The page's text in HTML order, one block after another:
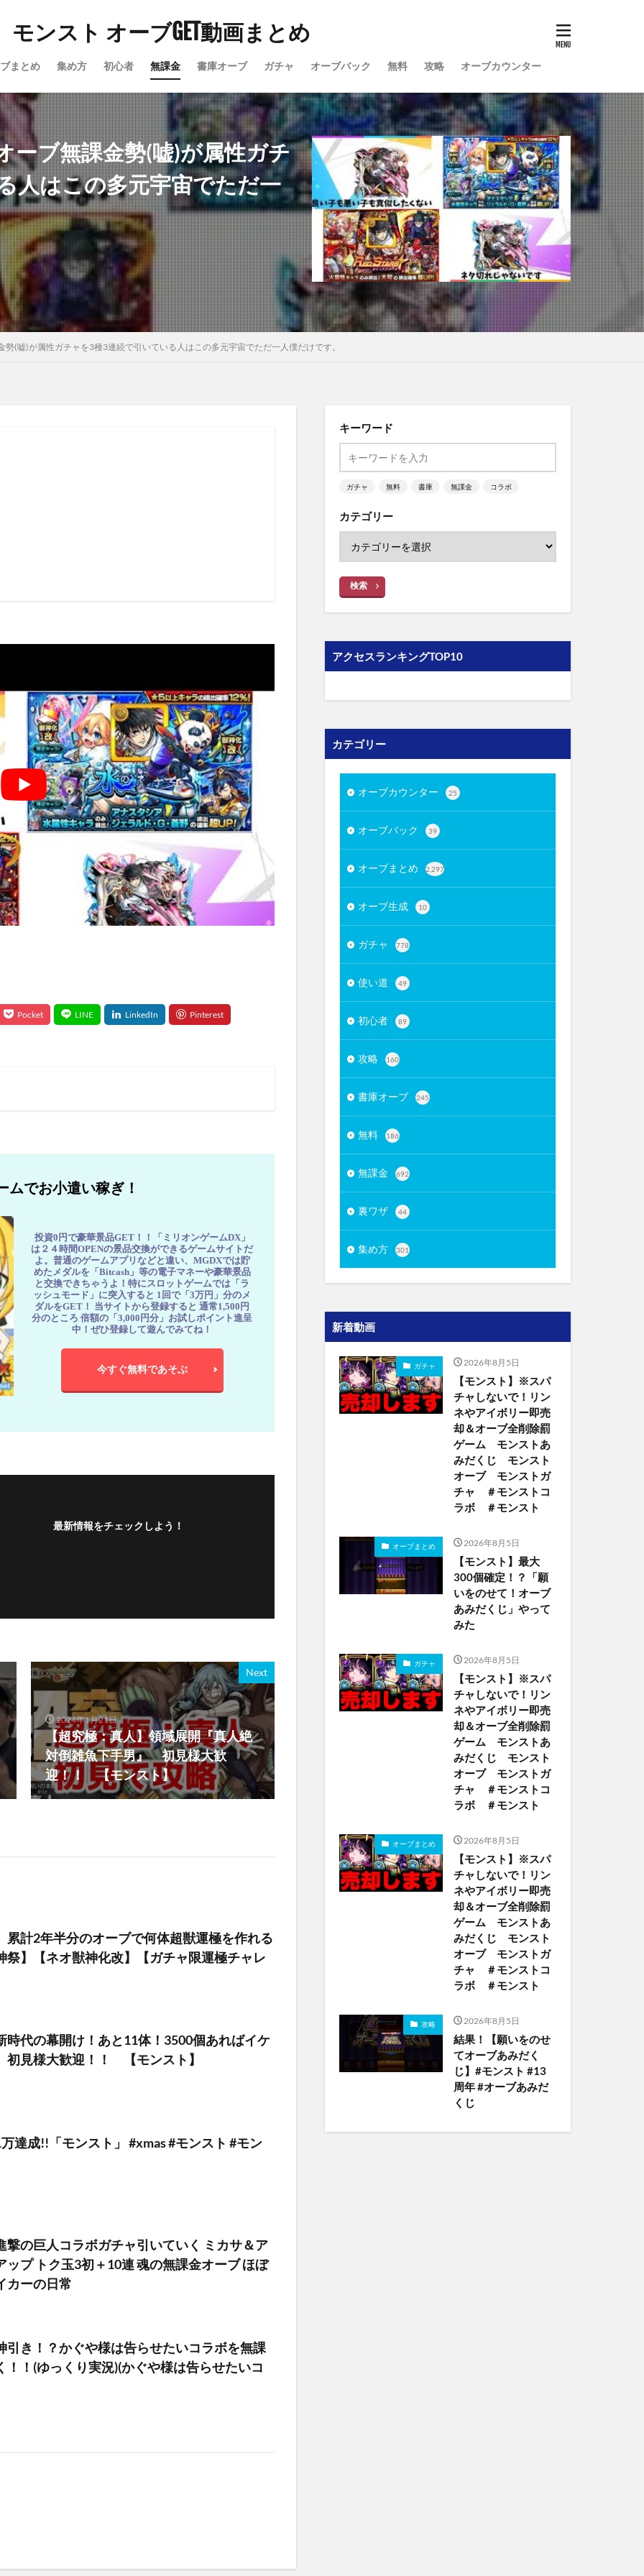
モンスト オーブGET動画まとめ
まとめ 集め方 初心者 無課金 書庫オーブ ガチャ オーブバック 無料 攻略 オーブカウンター
ーブ無課金勢(嘘)が属性ガチ
人はこの多元宇宙でただ一
(嘘)が属性ガチャを3種3連続で引いている人はこの多元宇宙でただ一人僕だけです。
ムでお小遣い稼ぎ！
投資0円で豪華景品GET！！「ミリオンゲームDX」
は２４時間OPENの景品交換ができるゲームサイトだ
よ。普通のゲームアプリなどと違い、MGDXでは貯
めたメダルを「Bitcash」等の電子マネーや豪華景品
と交換できちゃうよ！特にスロットゲームでは「ラ
ッシュモード」に突入すると 1回で「3万円」分のメ
ダルをGET！ 当サイトから登録すると 通常1,500円
分のところ 倍額の「3,000円分」お試しポイント進呈
中！ぜひ登録して遊んでみてね！
今すぐ無料であそぶ
最新情報をチェックしよう！
Next
2024年1月21日
【超究極：真人】領域展開『真人絶
対倒雑魚下手男』 初見様大歓
迎！！ 【モンスト】
累計2年半分のオーブで何体超獣運極を作れる
祭】【ネオ獣神化改】【ガチャ限運極チャレ
時代の幕開け！あと11体！3500個あればイケ
見様大歓迎！！ 【モンスト】
達成!!「モンスト」 #xmas #モンスト #モン
撃の巨人コラボガチャ引いていく ミカサ＆ア
ップ トク玉3初＋10連 魂の無課金オーブ ほぼ
カーの日常
引き！？かぐや様は告らせたいコラボを無課
！！(ゆっくり実況)(かぐや様は告らせたいコ
キーワード
ガチャ 無料 書庫 無課金 コラボ
カテゴリー
検索
アクセスランキングTOP10
カテゴリー
オーブカウンター 25
オーブバック 39
オーブまとめ 2,297
オーブ生成 10
ガチャ 778
使い道 49
初心者 89
攻略 160
書庫オーブ 245
無料 186
無課金 692
裏ワザ 44
集め方 301
新着動画
ガチャ 2026年8月5日
【モンスト】※スパ
チャしないで！リン
ネやアイボリー即売
却＆オーブ全削除罰
ゲーム モンストあ
みだくじ モンスト
オーブ モンストガ
チャ ＃モンストコ
ラボ ＃モンスト
オーブまとめ 2026年8月5日
【モンスト】最大
300個確定！？「願
いをのせて！オーブ
あみだくじ」やって
みた
ガチャ 2026年8月5日
【モンスト】※スパ
チャしないで！リン
ネやアイボリー即売
却＆オーブ全削除罰
ゲーム モンストあ
みだくじ モンスト
オーブ モンストガ
チャ ＃モンストコ
ラボ ＃モンスト
オーブまとめ 2026年8月5日
【モンスト】※スパ
チャしないで！リン
ネやアイボリー即売
却＆オーブ全削除罰
ゲーム モンストあ
みだくじ モンスト
オーブ モンストガ
チャ ＃モンストコ
ラボ ＃モンスト
攻略 2026年8月5日
結果！【願いをのせ
てオーブあみだく
じ】#モンスト #13
周年 #オーブあみだ
くじ